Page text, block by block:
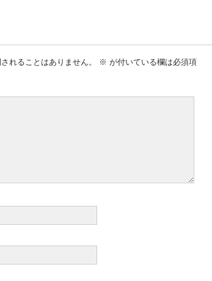
れることはありません。 ※ が付いている欄は必須項